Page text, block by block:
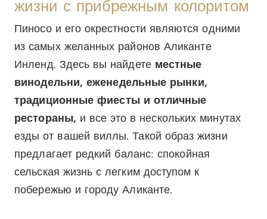
жизни с прибрежным колоритом
Пиносо и его окрестности являются одними
из самых желанных районов Аликанте
Инленд. Здесь вы найдете местные
винодельни, еженедельные рынки,
традиционные фиесты и отличные
рестораны, и все это в нескольких минутах
езды от вашей виллы. Такой образ жизни
предлагает редкий баланс: спокойная
сельская жизнь с легким доступом к
побережью и городу Аликанте.